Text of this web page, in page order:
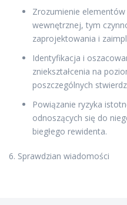
Zrozumienie
wewnętrznej, tym
zaprojektowania i
Identyfikacja i
zniekształcenia na
poszczególnych
Powiązanie ryzyka
odnoszących się do
biegłego rewidenta.
6. Sprawdzian wiadomości